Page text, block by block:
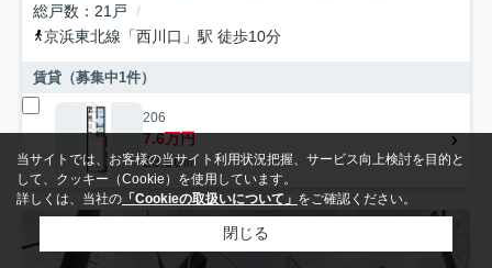
総戸数
21戸
京浜東北線 「西川口 」駅 徒歩10分
賃貸（募集中1件）
206
7.6万円
28.56㎡
当サイトでは、お客様の当サイト利用状況把握、サービス向上検討を目的と
して、クッキー（Cookie）を使用しています。
詳しくは、当社の 「Cookieの取扱いについて」 をご確認ください。
閉じる